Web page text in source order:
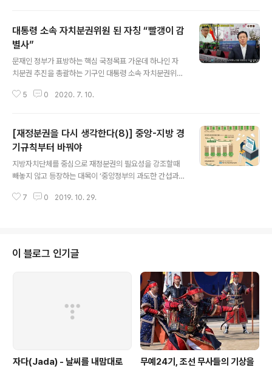
른 시나리오를 상상하고 있다. 지방자치법 전부개정안은
인구 100만명 이상이거나 일정 기준을 충족하는 인구 50
만 이상 도시를 대상으로 위상을 강화하도록 특례시로 규
정하도록 돼 있다. 행안부에선 특례시라는 명칭만 부여할
뿐 구체적인 지위와 권한은 법안 어디에도 없다는 입장이
다. 반면 특례시 명칭 도입을 주장해온 지자체 단체장들은
대통령 소속 자치분권위원 된 자칭 “빨갱이 감
별사”
문재인 정부가 표방하는 핵심 국정목표 가운데 하나인 자
치분권 추진을 총괄하는 기구인 대통령 소속 자치분권위원
2기 위원회는 민간 위촉위원 24명과 정부측 당연직 위원
이 새롭게 이름을 올렸습니다. 자치분권위는 정부에서 차
지하는 위상이 결코 작지 않습니다. ‘지방자치분권 및 지방
행정체제개편에 관한 특별법’에 의거해 설치된 대통령 소
속 자문위원회입니다. 위원장은 장관급이고 민간위원들은
공식적으로 문 대통령이 위촉한 분들입니다. 2기 자치분권
위는 지방자치법 전부개정안, 자치경찰제 도입, 기초연금
5 0 2020. 7. 10.
[재정분권을 다시 생각한다(8)] 중앙-지방 경
기규칙부터 바꿔야
지방자치단체를 중심으로 재정분권의 필요성을 강조할때
빼놓지 않고 등장하는 대목이 ‘중앙정부의 과도한 간섭과
여지가 적다는 것이다. 거칠게 표현하면 ‘중앙정부의 갑
가 상호 일정액씩 재원을 분담하는 방식으로 이뤄지는게
보통이다. 문제는 보조율 자체가 지역 실정을 제대로 반영
하지 못한채 일방적으로 정해지면서 발생한다. 과거 이명
박·박근혜 정부가 추진하는 과정에서 지자체와 갈등을 일
으켰던 영유아 누리과정, 이른바 무상보육이 대표적이다.
거기다 의견수렴이 부실하고 지자체 사정을 봐주지 않..
7 0 2019. 10. 29.
이 블로그 인기글
자다(Jada) - 날씨를 내맘대로
무예24기, 조선 무사들의 기상을